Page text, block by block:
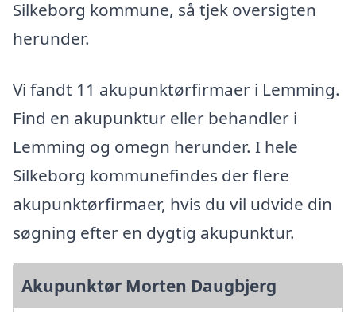
Silkeborg kommune, så tjek oversigten
herunder.
Vi fandt 11 akupunktørfirmaer i Lemming.
Find en akupunktur eller behandler i
Lemming og omegn herunder. I hele
Silkeborg kommunefindes der flere
akupunktørfirmaer, hvis du vil udvide din
søgning efter en dygtig akupunktur.
Akupunktør Morten Daugbjerg